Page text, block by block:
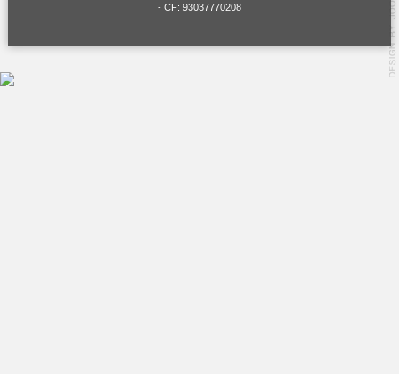
- CF: 93037770208